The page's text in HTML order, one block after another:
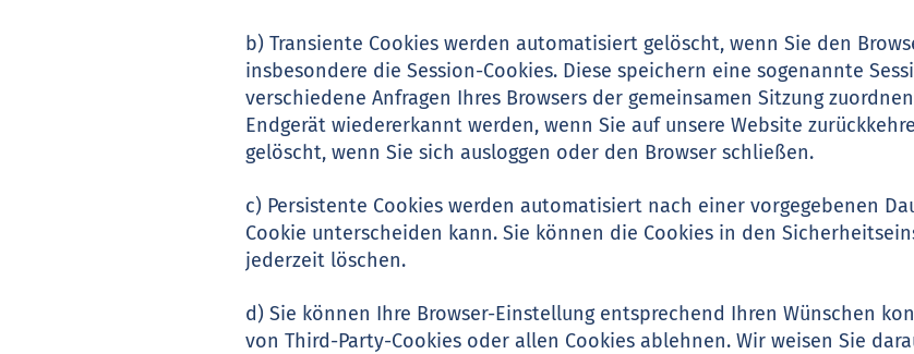
b) Transiente Cookies werden automatisiert gelöscht, wenn Sie den
insbesondere die Session-Cookies. Diese speichern eine sogenannte
verschiedene Anfragen Ihres Browsers der gemeinsamen Sitzung
Endgerät wiedererkannt werden, wenn Sie auf unsere Website
gelöscht, wenn Sie sich ausloggen oder den Browser schließen.
c) Persistente Cookies werden automatisiert nach einer vorgegebenen
Cookie unterscheiden kann. Sie können die Cookies in den
jederzeit löschen.
d) Sie können Ihre Browser-Einstellung entsprechend Ihren Wünschen
von Third-Party-Cookies oder allen Cookies ablehnen. Wir weisen Sie